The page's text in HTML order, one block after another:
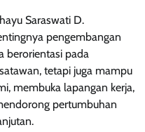
Saraswati D.
pengembangan
berorientasi pada
tetapi juga mampu
membuka lapangan kerja,
pertumbuhan